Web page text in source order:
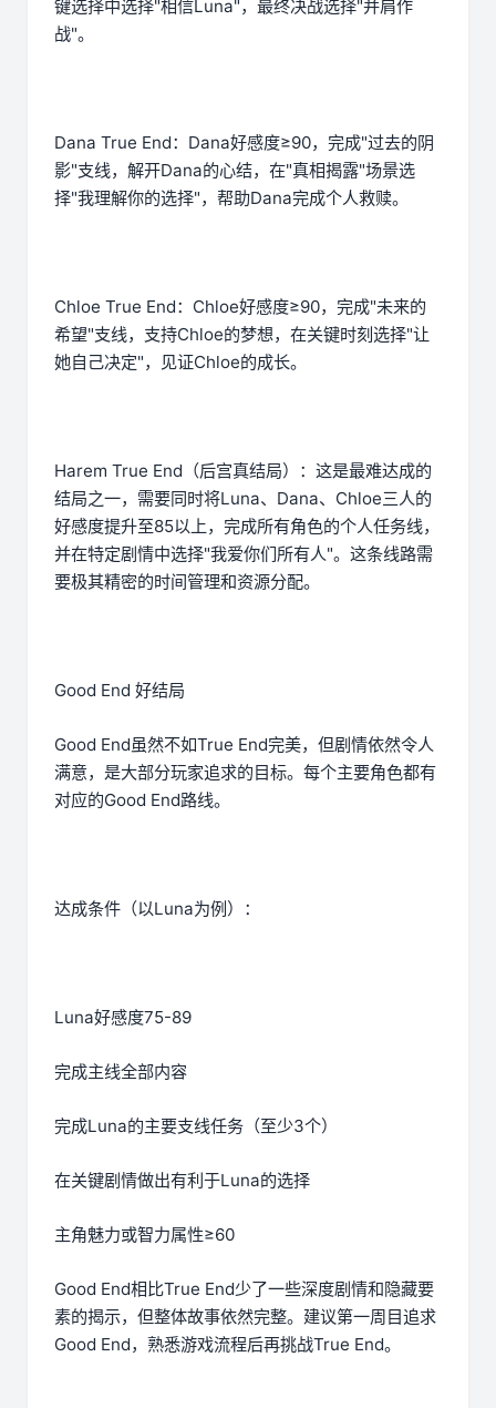
键选择中选择"相信Luna"，最终决战选择"并肩作
战"。
Dana True End：Dana好感度≥90，完成"过去的阴
影"支线，解开Dana的心结，在"真相揭露"场景选
择"我理解你的选择"，帮助Dana完成个人救赎。
Chloe True End：Chloe好感度≥90，完成"未来的
希望"支线，支持Chloe的梦想，在关键时刻选择"让
她自己决定"，见证Chloe的成长。
Harem True End（后宫真结局）：这是最难达成的
结局之一，需要同时将Luna、Dana、Chloe三人的
好感度提升至85以上，完成所有角色的个人任务线，
并在特定剧情中选择"我爱你们所有人"。这条线路需
要极其精密的时间管理和资源分配。
Good End 好结局
Good End虽然不如True End完美，但剧情依然令人
满意，是大部分玩家追求的目标。每个主要角色都有
对应的Good End路线。
达成条件（以Luna为例）：
Luna好感度75-89
完成主线全部内容
完成Luna的主要支线任务（至少3个）
在关键剧情做出有利于Luna的选择
主角魅力或智力属性≥60
Good End相比True End少了一些深度剧情和隐藏要
素的揭示，但整体故事依然完整。建议第一周目追求
Good End，熟悉游戏流程后再挑战True End。